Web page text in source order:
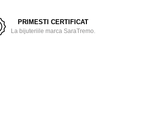
PRIMESTI CERTIFICAT
La bijuteriile marca SaraTremo.